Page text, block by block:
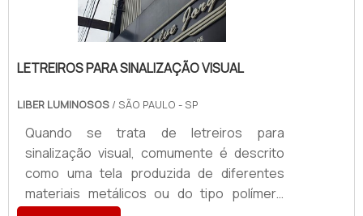
LETREIROS PARA SINALIZAÇÃO VISUAL
LIBER LUMINOSOS / SÃO PAULO - SP
Quando se trata de letreiros para
sinalização visual, comumente é descrito
como uma tela produzida de diferentes
materiais metálicos ou do tipo polímero